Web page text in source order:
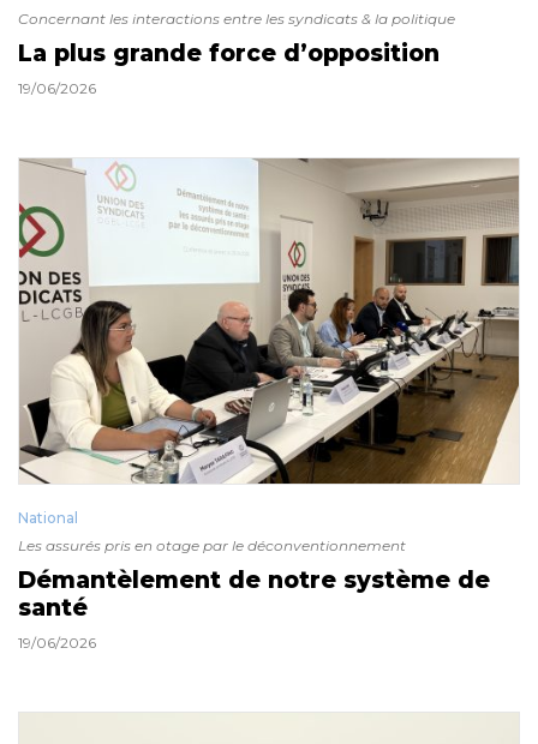
Concernant les interactions entre les syndicats & la politique
La plus grande force d’opposition
19/06/2026
National
Les assurés pris en otage par le déconventionnement
Démantèlement de notre système de
santé
19/06/2026